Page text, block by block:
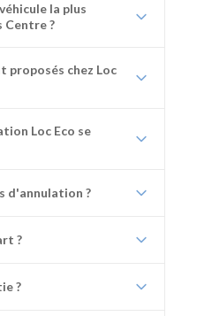
la plus
Centre ?
proposés chez Loc
Loc Eco se
d'annulation ?
?
?